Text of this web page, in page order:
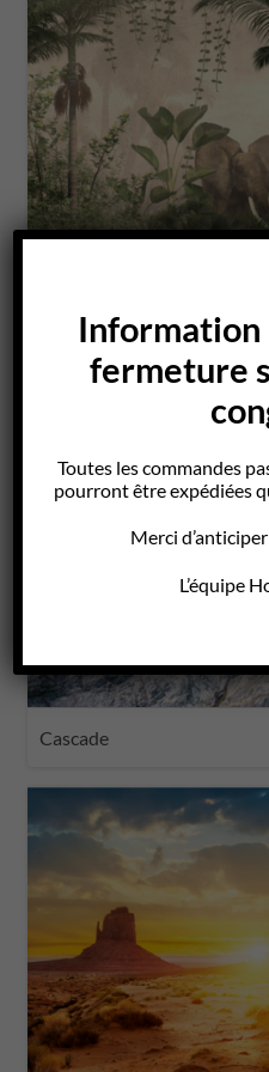
Jungle
Cascade
Information
fermeture
Toutes les commandes
pourront être expédiées
Merci
L’équipe